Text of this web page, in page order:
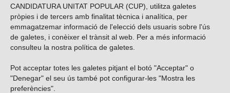
CANDIDATURA UNITAT POPULAR (CUP), utilitza galetes
pròpies i de tercers amb finalitat tècnica i analítica, per
emmagatzemar informació de l'elecció dels usuaris sobre l'ús
de galetes, i conèixer el trànsit al web. Per a més informació
consulteu la nostra política de galetes
Pot acceptar totes les galetes pitjant el botó "Acceptar" o
"Denegar" el seu ús també pot configurar-les "Mostra les
preferències".
Vols subscriure’t al nostre butlletí?